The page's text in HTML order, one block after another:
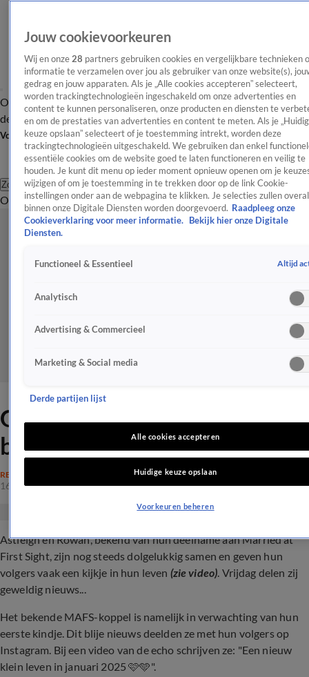
OverzichtAfleveringen Entertainment TV Algemeen
Tip
de redactieNieuwsbrief
Volg Shownieuws
Zoeken
OverzichtEntertainmentSpraakmakendRealityCrimeVideo's
Geweldig babynieuws voor
bekend MAFS-koppel
REALITY
16 aug 2024, 10:41
Astleigh en Rowan, bekend van hun deelname aan Married at
First Sight, zijn nog steeds dolgelukkig samen en geven hun
volgers vaak een kijkje in hun leven (zie video). Vrijdag delen zij
geweldig nieuws...
Het bekende MAFS-koppel is namelijk in verwachting van hun
eerste kindje. Dit blije nieuws deelden ze met hun volgers op
Instagram. Bij een video van de echo schrijven ze: "Een nieuw
klein leven in januari 2025 🩷🩵".
Jouw cookievoorkeuren
Wij en onze 28 partners gebruiken cookies en vergelijkbare technieken
informatie te verzamelen over jou als gebruiker van onze website(s),
gedrag en jouw apparaten. Als je „Alle cookies accepteren” selecteert,
worden trackingtechnologieën ingeschakeld om onze advertenties en
content te kunnen personaliseren, onze producten en diensten te
en om de prestaties van advertenties en content te meten. Als je
keuze opslaan” selecteert of je toestemming intrekt, worden deze
trackingtechnologieën uitgeschakeld. We gebruiken dan enkel
essentiële cookies om de website goed te laten functioneren en veilig te
houden. Je kunt dit menu op ieder moment opnieuw openen om je
wijzigen of om je toestemming in te trekken door op de link Cookie-
instellingen onder aan de webpagina te klikken. Je selecties zullen overal
binnen onze Digitale Diensten worden doorgevoerd. Raadpleeg onze
Cookieverklaring voor meer informatie.
Bekijk hier onze Digitale
Diensten.
Functioneel & Essentieel Altijd
Analytisch
Advertising & Commercieel
Marketing & Social media
Derde partijen lijst
Alle cookies accepteren
Huidige keuze opslaan
Voorkeuren beheren